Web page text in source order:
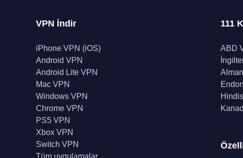
VPN İndir
iPhone VPN (iOS)
Android VPN
Android Lite VPN
Mac VPN
Windows VPN
Chrome VPN
PS5 VPN
Xbox VPN
Switch VPN
Tüm uygulamalar
111
ABD